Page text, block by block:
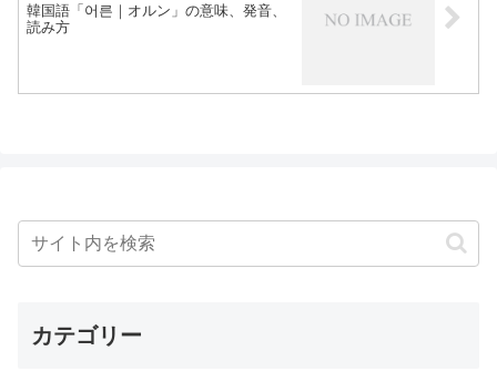
韓国語「어른｜オルン」の意味、発音、
読み方
カテゴリー